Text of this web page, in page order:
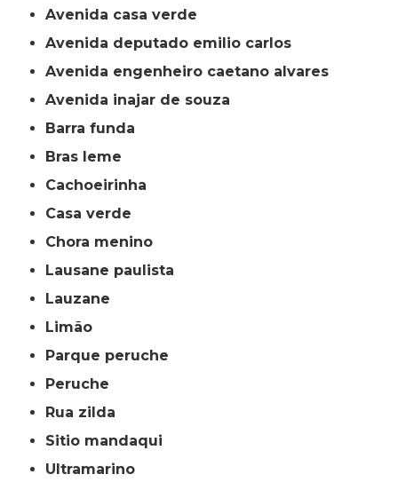
avenida casa verde
avenida deputado emilio carlos
avenida engenheiro caetano alvares
avenida inajar de souza
barra funda
bras leme
cachoeirinha
casa verde
chora menino
lausane paulista
lauzane
limão
parque peruche
peruche
rua zilda
sitio mandaqui
ultramarino